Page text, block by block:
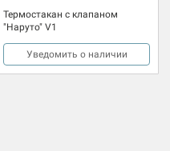
Термостакан с клапаном
"Наруто" V1
Уведомить о наличии